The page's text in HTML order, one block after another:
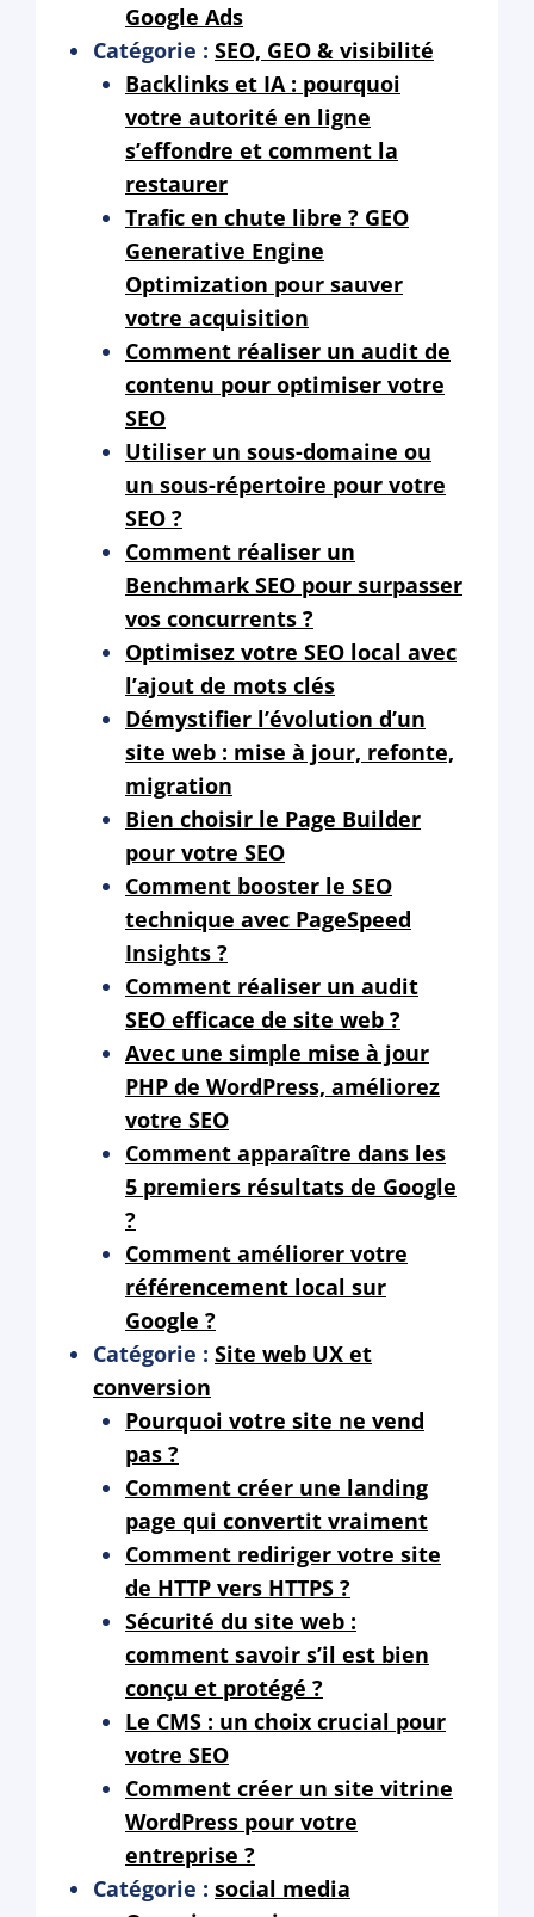
Google Ads
Catégorie : SEO, GEO & visibilité
Backlinks et IA : pourquoi
votre autorité en ligne
s’effondre et comment la
restaurer
Trafic en chute libre ? GEO
Generative Engine
Optimization pour sauver
votre acquisition
Comment réaliser un audit de
contenu pour optimiser votre
SEO
Utiliser un sous-domaine ou
un sous-répertoire pour votre
SEO ?
Comment réaliser un
Benchmark SEO pour surpasser
vos concurrents ?
Optimisez votre SEO local avec
l’ajout de mots clés
Démystifier l’évolution d’un
site web : mise à jour, refonte,
migration
Bien choisir le Page Builder
pour votre SEO
Comment booster le SEO
technique avec PageSpeed
Insights ?
Comment réaliser un audit
SEO efficace de site web ?
Avec une simple mise à jour
PHP de WordPress, améliorez
votre SEO
Comment apparaître dans les
5 premiers résultats de Google
?
Comment améliorer votre
référencement local sur
Google ?
Catégorie : Site web UX et
conversion
Pourquoi votre site ne vend
pas ?
Comment créer une landing
page qui convertit vraiment
Comment rediriger votre site
de HTTP vers HTTPS ?
Sécurité du site web :
comment savoir s’il est bien
conçu et protégé ?
Le CMS : un choix crucial pour
votre SEO
Comment créer un site vitrine
WordPress pour votre
entreprise ?
Catégorie : social media